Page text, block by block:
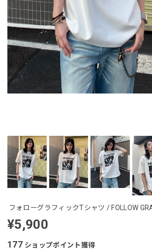
フォローグラフィックTシャツ / FOLLOW
¥5,900
177 ショップポイント獲得